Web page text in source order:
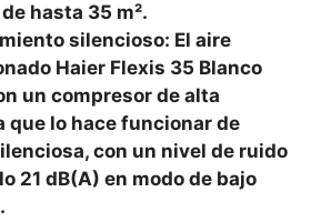
hasta 35 m².
silencioso: El aire
Haier Flexis 35 Blanco
un compresor de alta
que lo hace funcionar de
con un nivel de ruido
21 dB(A) en modo de bajo